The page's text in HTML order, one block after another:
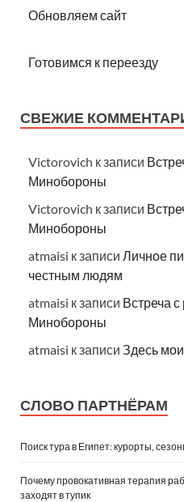
Обновляем сайт
Готовимся к переезду
СВЕЖИЕ
Victorovich к записи
Минобороны
Victorovich к записи
Минобороны
atmaisi к записи Личное
честным людям
atmaisi к записи Встреча
Минобороны
atmaisi к записи Здесь
СЛОВО ПАРТНЁРАМ
Поиск тура в Египет: курорты,
Почему провокативная терапия
заходят в тупик